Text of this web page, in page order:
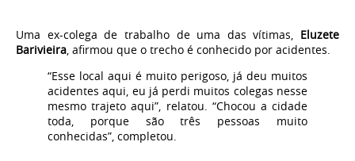
Uma ex-colega de trabalho de uma das vítimas, Eluzete
Barivieira, afirmou que o trecho é conhecido por acidentes.
“Esse local aqui é muito perigoso, já deu muitos
acidentes aqui, eu já perdi muitos colegas nesse
mesmo trajeto aqui”, relatou. “Chocou a cidade
toda, porque são três pessoas muito
conhecidas”, completou.